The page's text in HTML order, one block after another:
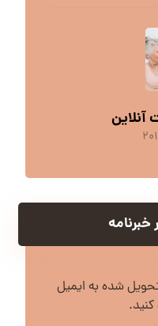
آنلاین
شده به ایمیل